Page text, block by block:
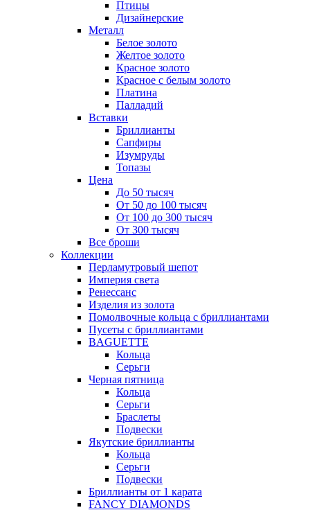
Птицы
Дизайнерские
Металл
Белое золото
Желтое золото
Красное золото
Красное с белым золото
Платина
Палладий
Вставки
Бриллианты
Сапфиры
Изумруды
Топазы
Цена
До 50 тысяч
От 50 до 100 тысяч
От 100 до 300 тысяч
От 300 тысяч
Все броши
Коллекции
Перламутровый шепот
Империя света
Ренессанс
Изделия из золота
Помолвочные кольца с бриллиантами
Пусеты с бриллиантами
BAGUETTE
Кольца
Серьги
Черная пятница
Кольца
Серьги
Браслеты
Подвески
Якутские бриллианты
Кольца
Серьги
Подвески
Бриллианты от 1 карата
FANCY DIAMONDS